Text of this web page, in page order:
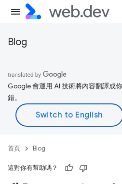
Blog
Google 會運用 AI 技術將內容翻譯成
錯。
首頁 Blog
這對你有幫助嗎？